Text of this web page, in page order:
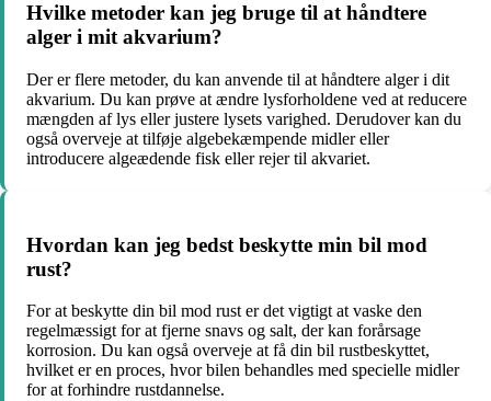
Hvilke metoder kan jeg bruge til at håndtere
alger i mit akvarium?
Der er flere metoder, du kan anvende til at håndtere alger i dit
akvarium. Du kan prøve at ændre lysforholdene ved at reducere
mængden af ​​lys eller justere lysets varighed. Derudover kan du
også overveje at tilføje algebekæmpende midler eller
introducere algeædende fisk eller rejer til akvariet.
Hvordan kan jeg bedst beskytte min bil mod
rust?
For at beskytte din bil mod rust er det vigtigt at vaske den
regelmæssigt for at fjerne snavs og salt, der kan forårsage
korrosion. Du kan også overveje at få din bil rustbeskyttet,
hvilket er en proces, hvor bilen behandles med specielle midler
for at forhindre rustdannelse.